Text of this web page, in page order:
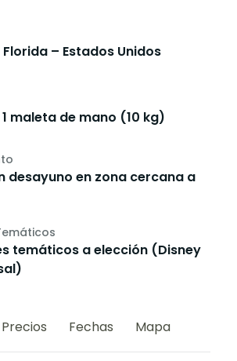
– Estados Unidos
1 maleta de mano (10 kg)
desayuno en zona cercana a
temáticos a elección (Disney
Precios Fechas Mapa